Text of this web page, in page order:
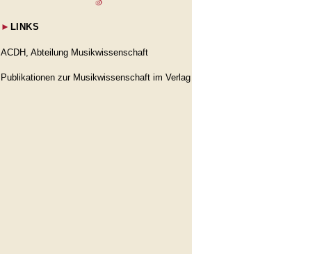
► LINKS
ACDH, Abteilung Musikwissenschaft
Publikationen zur Musikwissenschaft im Verlag